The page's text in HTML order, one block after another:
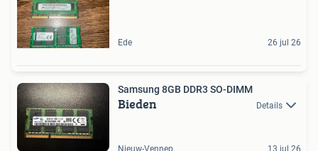
Ede 26 jul 26
Samsung 8GB DDR3 SO-DIMM
Bieden Details